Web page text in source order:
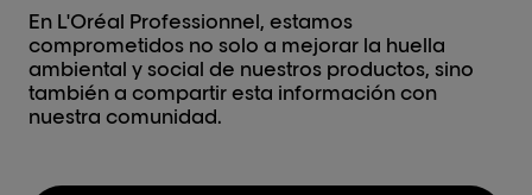
En L'Oréal Professionnel, estamos
comprometidos no solo a mejorar la huella
ambiental y social de nuestros productos, sino
también a compartir esta información con
nuestra comunidad.